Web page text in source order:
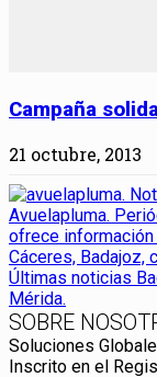
Campaña
21 octubre, 2013
SOBRE
Soluciones
Inscrito en el